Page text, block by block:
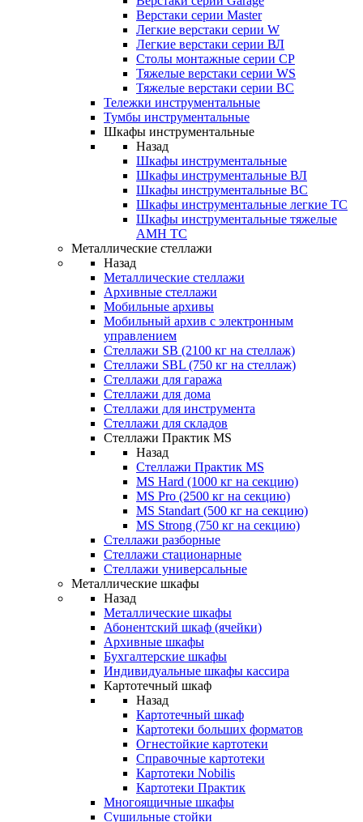
Верстаки серии Master
Легкие верстаки серии W
Легкие верстаки серии ВЛ
Столы монтажные серии СР
Тяжелые верстаки серии WS
Тяжелые верстаки серии ВС
Тележки инструментальные
Тумбы инструментальные
Шкафы инструментальные
Назад
Шкафы инструментальные
Шкафы инструментальные ВЛ
Шкафы инструментальные ВС
Шкафы инструментальные легкие ТС
Шкафы инструментальные тяжелые
AMH TC
Металлические стеллажи
Назад
Металлические стеллажи
Архивные стеллажи
Мобильные архивы
Мобильный архив с электронным
управлением
Стеллажи SB (2100 кг на стеллаж)
Стеллажи SBL (750 кг на стеллаж)
Стеллажи для гаража
Стеллажи для дома
Стеллажи для инструмента
Стеллажи для складов
Стеллажи Практик MS
Назад
Стеллажи Практик MS
MS Hard (1000 кг на секцию)
MS Pro (2500 кг на секцию)
MS Standart (500 кг на секцию)
MS Strong (750 кг на секцию)
Стеллажи разборные
Стеллажи стационарные
Стеллажи универсальные
Металлические шкафы
Назад
Металлические шкафы
Абонентский шкаф (ячейки)
Архивные шкафы
Бухгалтерские шкафы
Индивидуальные шкафы кассира
Картотечный шкаф
Назад
Картотечный шкаф
Картотеки больших форматов
Огнестойкие картотеки
Справочные картотеки
Картотеки Nobilis
Картотеки Практик
Многоящичные шкафы
Сушильные стойки